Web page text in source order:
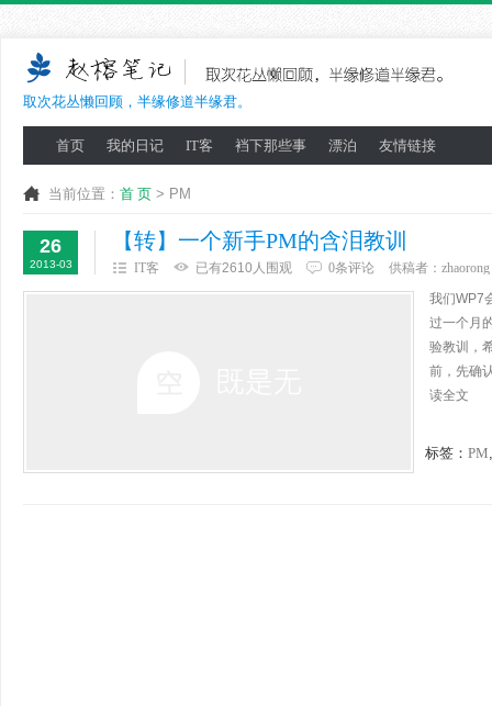
取次花丛懒回顾，半缘修道半缘君。
首页 我的日记 IT客 裆下那些事 漂泊 友情链接
当前位置： 首 页 > PM
26
2013-03
【转】一个新手PM的含泪教训
IT客 已有2610人围观 0条评论 供稿者： zhaorong
我们WP7
过一个月
验教训，
前，先确
读全文
标签： PM